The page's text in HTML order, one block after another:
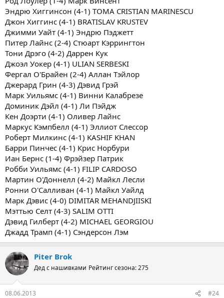
Эндрю Хиггинсон (4-1) TOMA CRISTIAN MARINESCU
Джон Хиггинс (4-1) BRATISLAV KRUSTEV
Джимми Уайт (4-1) Эндрю Пэджетт
Питер Лайнс (2-4) Стюарт Кэррингтон
Тони Дрэго (4-2) Даррен Кук
Джоэл Уокер (4-1) ULIAN SERBESKI
Фергал О'Брайен (2-4) Аллан Тэйлор
Джерард Грин (4-3) Дэвид Грэй
Марк Уильямс (4-1) Винни Калабрезе
Доминик Дэйл (4-1) Ли Пэйдж
Кен Доэрти (4-1) Оливер Лайнс
Маркус Кэмпбелл (4-1) Эллиот Слессор
Роберт Милкинс (4-1) KASHIF KHAN
Барри Пинчес (4-1) Крис Норбури
Иан Бернс (1-4) Фрэйзер Патрик
Робби Уильямс (4-1) FILIP CARDOSO
Мартин О'Доннелл (4-2) Майкл Лесли
Ронни О'Салливан (4-1) Майкл Уайлд
Марк Дэвис (4-0) DIMITAR MEHANDJIISKI
Мэттью Селт (4-3) SALIM OTTI
Дэвид Гилберт (4-2) MICHAEL GEORGIOU
Джадд Трамп (4-1) Сэндерсон Лэм
Piter Brok
Дед с нашивками Рейтинг сезона: 275
08.06.2013 #24